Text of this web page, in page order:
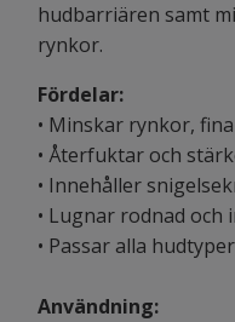
hudbarriären samt
rynkor.
Fördelar:
• Minskar rynkor,
• Återfuktar och
• Innehåller
• Lugnar rodnad och
• Passar alla
Användning: